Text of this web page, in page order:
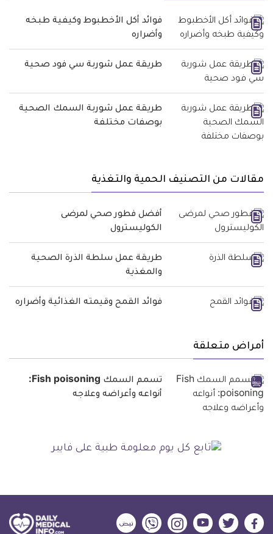
فوائد أكل الأخطبوط وكيفية طبخه
وأضراره
طريقة عمل شوربة سي فود صحية
طريقة عمل شوربة السمك الصحية
بوصفات مختلفة
مقالات من التصنيف الحمية والتغذية
أفضل فطور صحي لمرضى
الكوليسترول
طريقة عمل سلطة الذرة الصحية
والمغذية
فوائد القمح وقيمته الغذائية وأضراره
أمراض متعلقة
تسمم السمك Fish poisoning:
أنواعه وأعراضه وعلاجه
ديلي
ديلي
ديلي
ديلي
ديلي
ديلي